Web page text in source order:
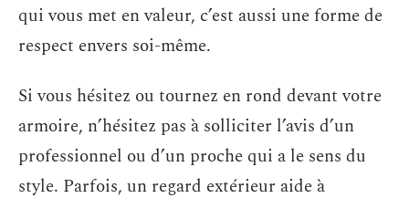
qui vous met en valeur, c’est aussi une forme de
respect envers soi-même.
Si vous hésitez ou tournez en rond devant votre
armoire, n’hésitez pas à solliciter l’avis d’un
professionnel ou d’un proche qui a le sens du
style. Parfois, un regard extérieur aide à